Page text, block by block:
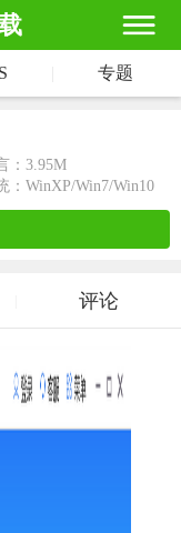
专题
：3.95M
：WinXP/Win7/Win10
评论